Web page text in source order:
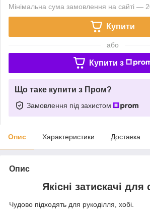
Мінімальна сума замовлення на сайті —
Купити
або
Купити з
Що таке купити з Пром?
Замовлення під захистом
Опис Характеристики Доставка
Опис
Якісні затискачі для
Чудово підходять для рукоділля, хобі.